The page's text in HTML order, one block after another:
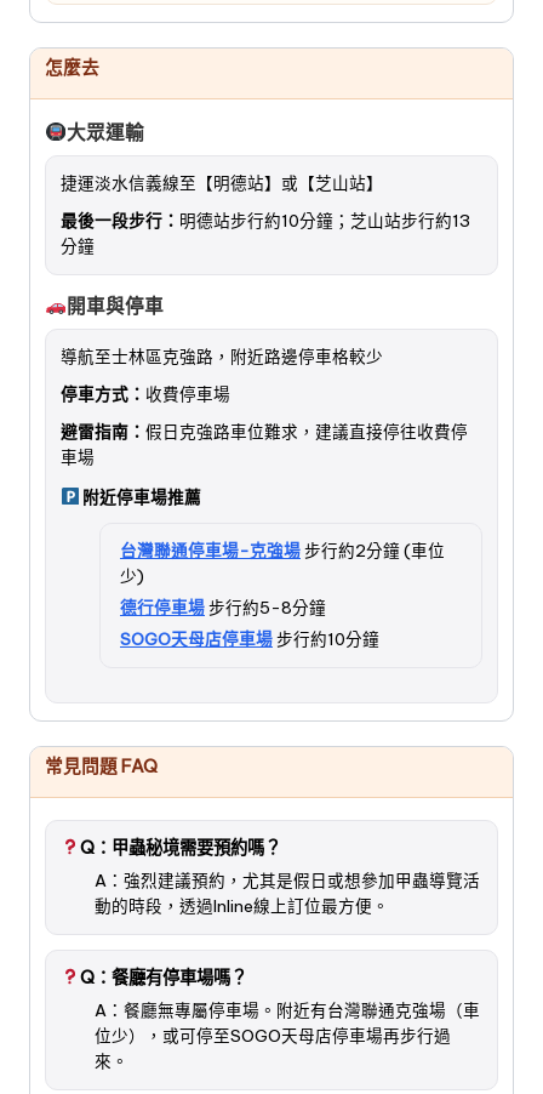
怎麼去
大眾運輸
捷運淡水信義線至【明德站】或【芝山站】
最後一段步行： 明德站步行約10分鐘；芝山站步行約13
分鐘
開車與停車
導航至士林區克強路，附近路邊停車格較少
停車方式： 收費停車場
避雷指南： 假日克強路車位難求，建議直接停往收費停
車場
附近停車場推薦
台灣聯通停車場-克強場步行約2分鐘 (車位
少)
德行停車場步行約5-8分鐘
SOGO天母店停車場步行約10分鐘
常見問題 FAQ
Q：甲蟲秘境需要預約嗎？
A：強烈建議預約，尤其是假日或想參加甲蟲導覽活
動的時段，透過Inline線上訂位最方便。
Q：餐廳有停車場嗎？
A：餐廳無專屬停車場。附近有台灣聯通克強場（車
位少），或可停至SOGO天母店停車場再步行過
來。